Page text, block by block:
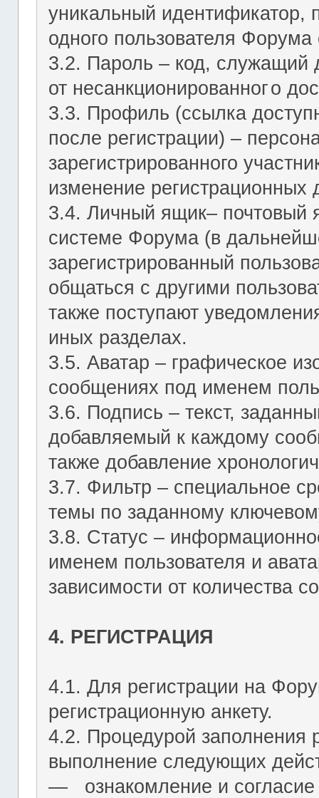
уникальный идентификатор,
одного пользователя Форума
3.2. Пароль – код, служащий
от несанкционированного
3.3. Профиль (ссылка
после регистрации) –
зарегистрированного
изменение регистрационных
3.4. Личный ящик– почтовый
системе Форума (в
зарегистрированный
общаться с другими
также поступают
иных разделах.
3.5. Аватар – графическое
сообщениях под именем
3.6. Подпись – текст,
добавляемый к каждому
также добавление
3.7. Фильтр – специальное
темы по заданному
3.8. Статус –
именем пользователя и
зависимости от количества
4. РЕГИСТРАЦИЯ
4.1. Для регистрации на
регистрационную анкету.
4.2. Процедурой заполнения
выполнение следующих
― ознакомление и согласие